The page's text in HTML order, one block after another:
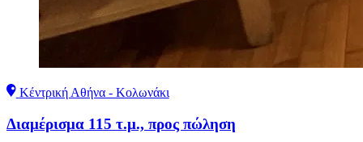
Κέντρική Αθήνα - Κολωνάκι
Διαμέρισμα 115 τ.μ., προς πώληση